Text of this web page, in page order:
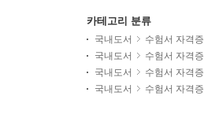
카테고리 분류
국내도서 수험서 자격증
국내도서
수험서 자격증
국내도서
수험서 자격증
국내도서
수험서 자격증